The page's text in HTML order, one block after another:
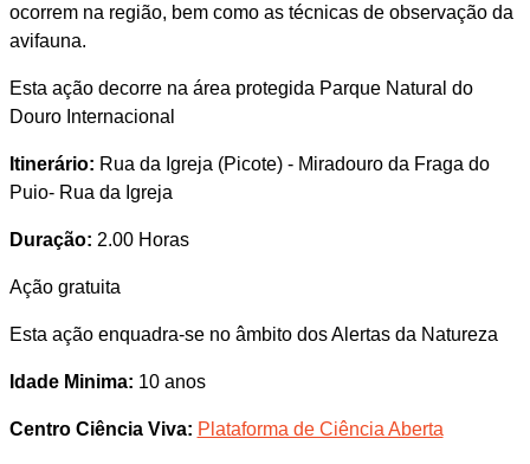
ocorrem na região, bem como as técnicas de observação da
avifauna.
Esta ação decorre na área protegida Parque Natural do
Douro Internacional
Itinerário: Rua da Igreja (Picote) - Miradouro da Fraga do
Puio- Rua da Igreja
Duração: 2.00 Horas
Ação gratuita
Esta ação enquadra-se no âmbito dos Alertas da Natureza
Idade Minima: 10 anos
Centro Ciência Viva: Plataforma de Ciência Aberta